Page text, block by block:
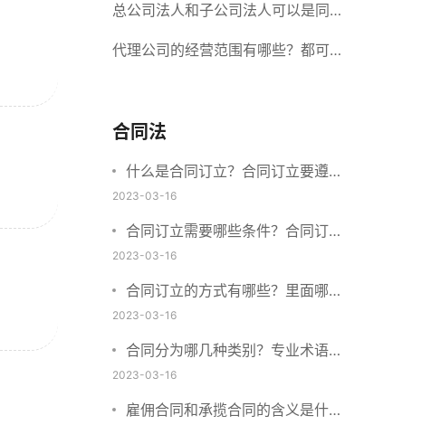
限责任公司与有限责任公司的区别
总公司法人和子公司法人可以是同一
个人吗？总公司更名分公司需要更改
代理公司的经营范围有哪些？都可以
合同法
什么是合同订立？合同订立要遵守
什么原则？订立方式有哪些？
2023-03-16
合同订立需要哪些条件？合同订立
与合同成立有什么不同？
2023-03-16
合同订立的方式有哪些？里面哪些
内容、细节条款需要载明？
2023-03-16
合同分为哪几种类别？专业术语分
别是什么？
2023-03-16
雇佣合同和承揽合同的含义是什